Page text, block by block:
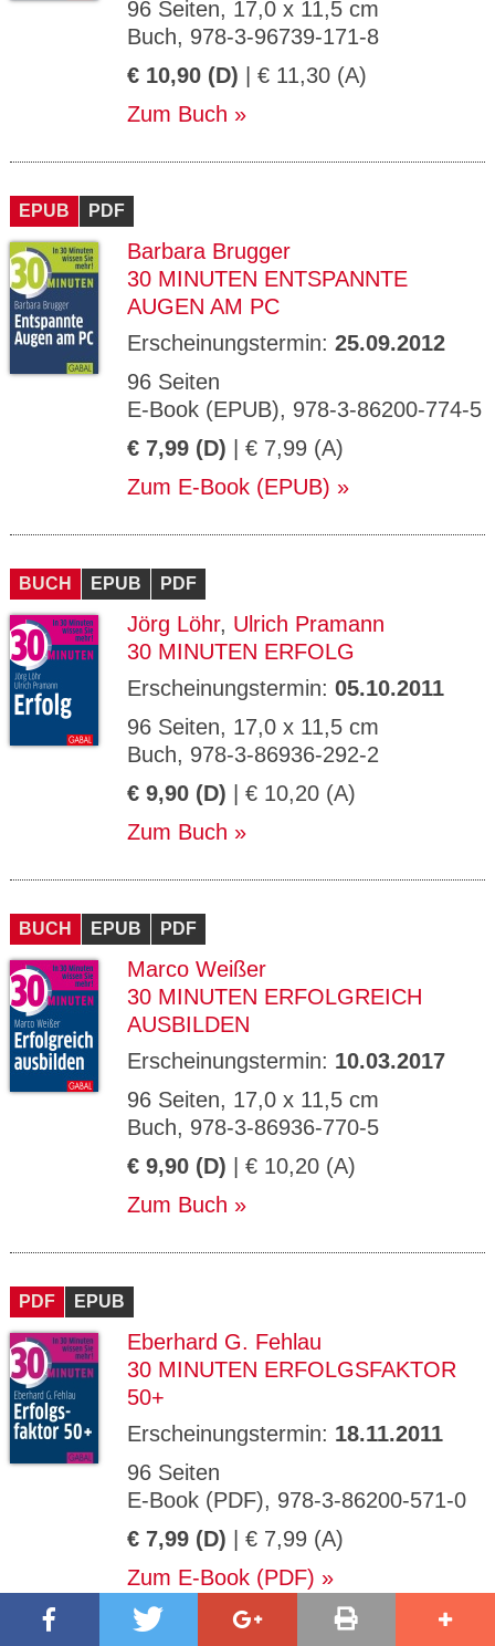
96 Seiten, 17,0 x 11,5 cm
Buch, 978-3-96739-171-8
€ 10,90 (D) | € 11,30 (A)
Zum Buch
EPUB PDF
Barbara Brugger
30 MINUTEN ENTSPANNTE
AUGEN AM PC
Erscheinungstermin: 25.09.2012
96 Seiten
E-Book (EPUB), 978-3-86200-774-5
€ 7,99 (D) | € 7,99 (A)
Zum E-Book (EPUB)
BUCH EPUB PDF
Jörg Löhr, Ulrich Pramann
30 MINUTEN ERFOLG
Erscheinungstermin: 05.10.2011
96 Seiten, 17,0 x 11,5 cm
Buch, 978-3-86936-292-2
€ 9,90 (D) | € 10,20 (A)
Zum Buch
BUCH EPUB PDF
Marco Weißer
30 MINUTEN ERFOLGREICH
AUSBILDEN
Erscheinungstermin: 10.03.2017
96 Seiten, 17,0 x 11,5 cm
Buch, 978-3-86936-770-5
€ 9,90 (D) | € 10,20 (A)
Zum Buch
PDF EPUB
Eberhard G. Fehlau
30 MINUTEN ERFOLGSFAKTOR
50+
Erscheinungstermin: 18.11.2011
96 Seiten
E-Book (PDF), 978-3-86200-571-0
€ 7,99 (D) | € 7,99 (A)
Zum E-Book (PDF)